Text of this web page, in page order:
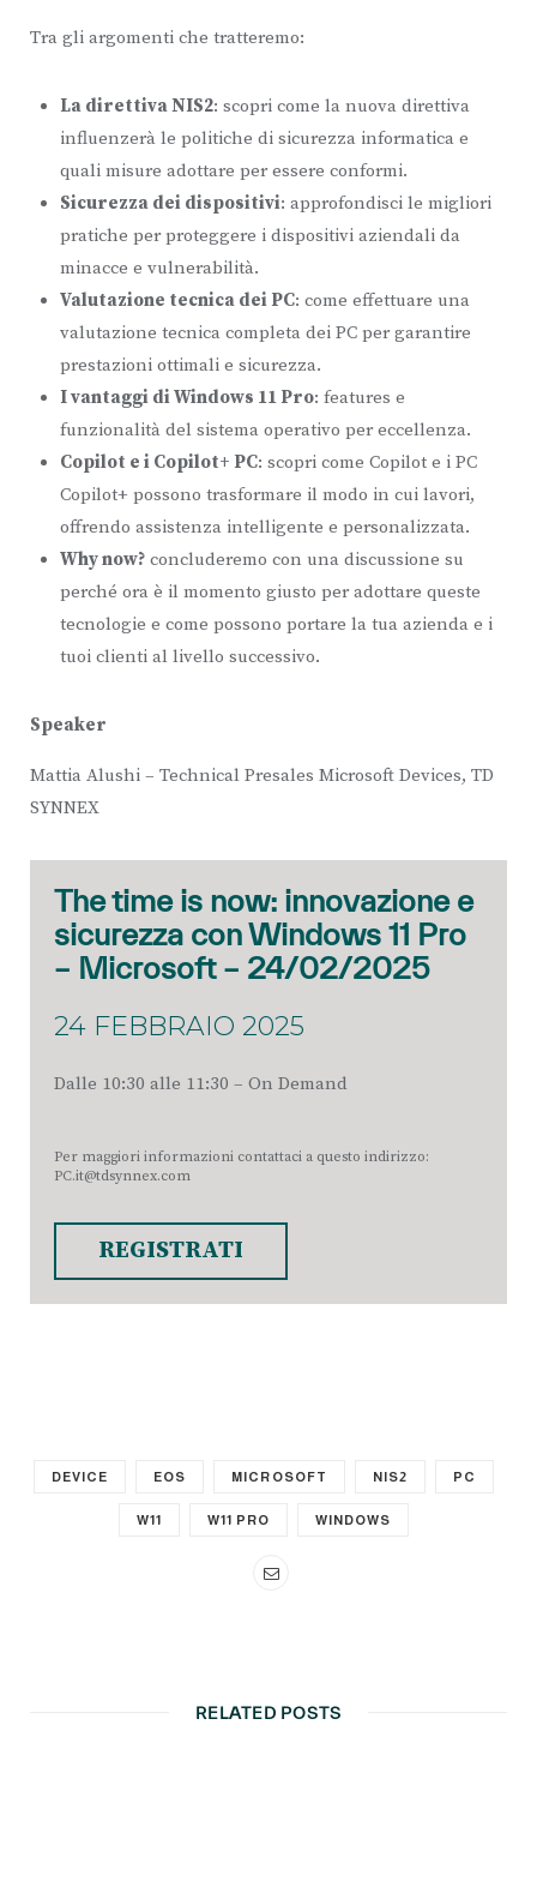
Tra gli argomenti che tratteremo:
La direttiva NIS2: scopri come la nuova direttiva
influenzerà le politiche di sicurezza informatica e
quali misure adottare per essere conformi.
Sicurezza dei dispositivi: approfondisci le migliori
pratiche per proteggere i dispositivi aziendali da
minacce e vulnerabilità.
Valutazione tecnica dei PC: come effettuare una
valutazione tecnica completa dei PC per garantire
prestazioni ottimali e sicurezza.
I vantaggi di Windows 11 Pro: features e
funzionalità del sistema operativo per eccellenza.
Copilot e i Copilot+ PC: scopri come Copilot e i PC
Copilot+ possono trasformare il modo in cui lavori,
offrendo assistenza intelligente e personalizzata.
Why now? concluderemo con una discussione su
perché ora è il momento giusto per adottare queste
tecnologie e come possono portare la tua azienda e i
tuoi clienti al livello successivo.
Speaker
Mattia Alushi – Technical Presales Microsoft Devices, TD
SYNNEX
The time is now: innovazione e
sicurezza con Windows 11 Pro
– Microsoft – 24/02/2025
24 FEBBRAIO 2025
Dalle 10:30 alle 11:30 – On Demand
Per maggiori informazioni contattaci a questo indirizzo:
PC.it@tdsynnex.com
REGISTRATI
DEVICE EOS MICROSOFT NIS2 PC
W11 W11 PRO WINDOWS
RELATED POSTS